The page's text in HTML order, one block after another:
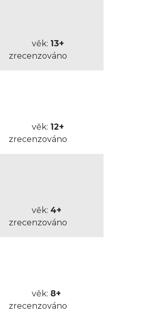
věk: 13+
zrecenzováno
věk: 12+
zrecenzováno
věk: 4+
zrecenzováno
věk: 8+
zrecenzováno